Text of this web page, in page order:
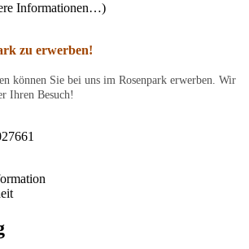
Informationen…)
zu erwerben!
können Sie bei uns im Rosenpark erwerben. Wir
Ihren Besuch!